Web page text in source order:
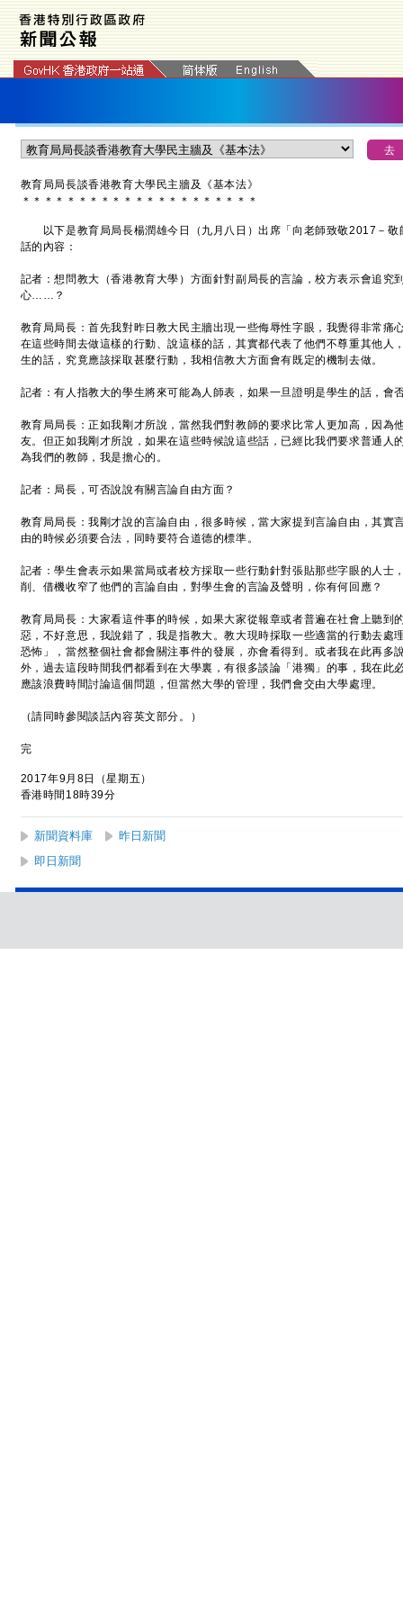
教育局局長談香港教育大學民主牆及《基本法》
＊ ＊ ＊ ＊ ＊ ＊ ＊ ＊ ＊ ＊ ＊ ＊ ＊ ＊ ＊ ＊ ＊ ＊ ＊ ＊ ＊
以下是教育局局長楊潤雄今日（九月八日）出席「向老師致敬2017－敬
話的內容：
記者：想問教大（香港教育大學）方面針對副局長的言論，校方表示會追究
心……？
教育局局長：首先我對昨日教大民主牆出現一些侮辱性字眼，我覺得非常痛
在這些時間去做這樣的行動、說這樣的話，其實都代表了他們不尊重其他人
生的話，究竟應該採取甚麼行動，我相信教大方面會有既定的機制去做。
記者：有人指教大的學生將來可能為人師表，如果一旦證明是學生的話，會
教育局局長：正如我剛才所說，當然我們對教師的要求比常人更加高，因為
友。但正如我剛才所說，如果在這些時候說這些話，已經比我們要求普通人
為我們的教師，我是擔心的。
記者：局長，可否說說有關言論自由方面？
教育局局長：我剛才說的言論自由，很多時候，當大家提到言論自由，其實
由的時候必須要合法，同時要符合道德的標準。
記者：學生會表示如果當局或者校方採取一些行動針對張貼那些字眼的人士
削、借機收窄了他們的言論自由，對學生會的言論及聲明，你有何回應？
教育局局長：大家看這件事的時候，如果大家從報章或者普遍在社會上聽到
惡，不好意思，我說錯了，我是指教大。教大現時採取一些適當的行動去處
恐怖」，當然整個社會都會關注事件的發展，亦會看得到。或者我在此再多
外，過去這段時間我們都看到在大學裏，有很多談論「港獨」的事，我在此
應該浪費時間討論這個問題，但當然大學的管理，我們會交由大學處理。
（請同時參閱談話內容英文部分。）
完
2017年9月8日（星期五）
香港時間18時39分
新聞資料庫
昨日新聞
即日新聞